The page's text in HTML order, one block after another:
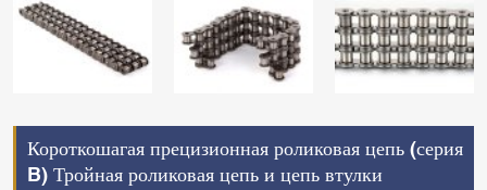
Короткошагая прецизионная роликовая цепь (серия
B) Тройная роликовая цепь и цепь втулки